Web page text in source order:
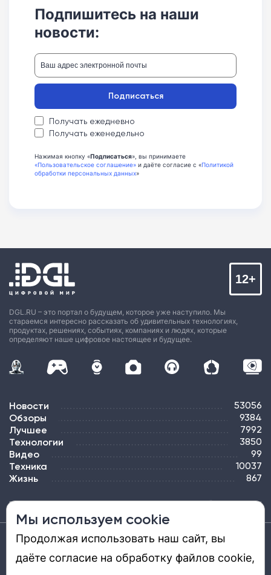
Подпишитесь на наши
новости:
Получать ежедневно
Получать еженедельно
Подписаться
Нажимая кнопку «Подписаться», вы принимаете
«Пользовательское соглашение» и даёте согласие с «Политикой
обработки персональных данных»
DGL.RU – это портал о будущем, которое уже наступило. Мы
стараемся интересно рассказать об удивительных технологиях,
продуктах, решениях, событиях, компаниях и людях, которые
определяют наше цифровое настоящее и будущее.
12+
Новости 53056
Обзоры 9384
Лучшее 7992
Технологии 3850
Видео 99
Техника 10037
Жизнь 867
ПОДПИСКА РЕКЛАМА КОНТАКТЫ КАРТА САЙТА ТЭГИ
Средство массовой информации «DGL.RU — Цифровой мир» (www.dgl.ru).
Реестровая запись средства массовой информации (СМИ) сетевого издания ЭЛ №
ФС 77 - 81669, выдано Роскомнадзором 27.08.2021. Учредитель: ООО «ДиДжиЭль».
Главный редактор: Шкред Т. В. Телефон редакции +7901-907-1590. Адрес
Мы используем cookie
Продолжая использовать наш сайт, вы
даёте согласие на обработку файлов cookie,